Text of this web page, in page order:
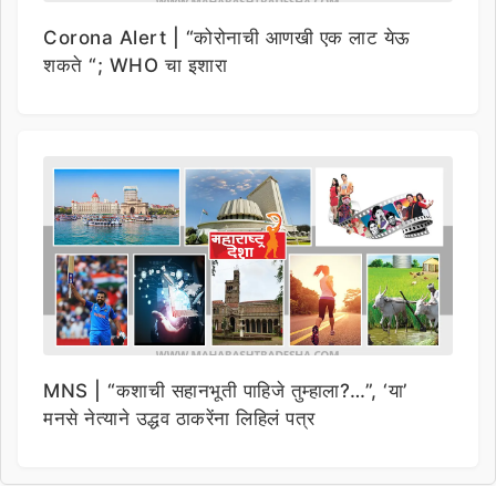
Corona Alert | “कोरोनाची आणखी एक लाट येऊ
शकते “; WHO चा इशारा
MNS | “कशाची सहानभूती पाहिजे तुम्हाला?…”, ‘या’
मनसे नेत्याने उद्धव ठाकरेंना लिहिलं पत्र